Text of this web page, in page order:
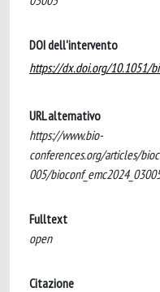
DOI dell'intervento
https://dx.doi.org/10.1051/
URL alternativo
https://www.bio-
conferences.org/articles/
005/
Fulltext
open
Citazione